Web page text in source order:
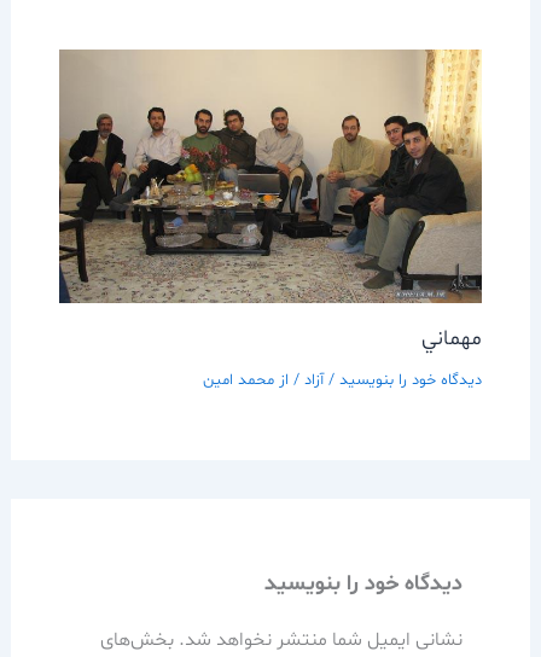
مهماني
دیدگاه‌ خود را بنویسید /آزاد/ از محمد امین
دیدگاه‌ خود را بنویسید
نشانی ایمیل شما منتشر نخواهد شد. بخش‌های